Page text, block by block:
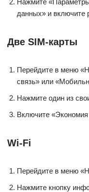
Нажмите
данных» и включите
Две SIM-карты
Перейдите в меню
связь» или
Нажмите один из
Включите
Wi-Fi
Перейдите в меню
Нажмите кнопку